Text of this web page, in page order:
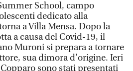
School, campo
dedicato alla
a Villa Mensa. Dopo la
a causa del Covid-19, il
Muroni si prepara a tornare
sua dimora d’origine. Ieri
sono stati presentati